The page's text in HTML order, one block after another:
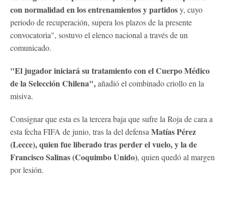
con normalidad en los entrenamientos y partidosy, cuyo
periodo de recuperación, supera los plazos de la presente
convocatoria", sostuvo el elenco nacional a través de un
comunicado.
"El jugador iniciará su tratamiento con el Cuerpo Médico
de la Selección Chilena",añadió el combinado criollo en la
misiva.
Consignar que esta es la tercera baja que sufre la Roja de cara a
esta fecha FIFA de junio, tras la del defensa Matías Pérez
(Lecce), quien fue liberado tras perder el vuelo, y la de
Francisco Salinas (Coquimbo Unido), quien quedó al margen
por lesión.